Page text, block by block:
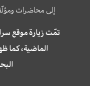
إلى محاضرات
الماضية، كما